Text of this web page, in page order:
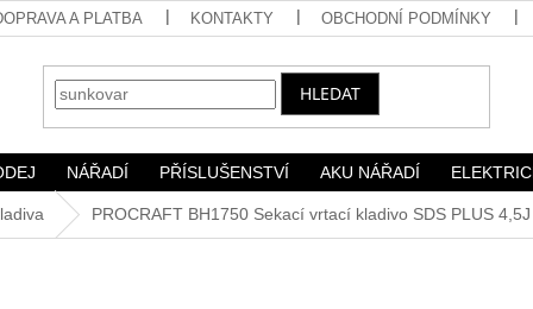
A PLATBA KONTAKTY OBCHODNÍ PODMÍNKY
HLEDAT
NÁŘADÍ PŘÍSLUŠENSTVÍ AKU NÁŘADÍ
PROCRAFT BH1750 Sekací vrtací kladivo SDS PLUS